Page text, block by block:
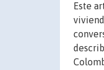
Este